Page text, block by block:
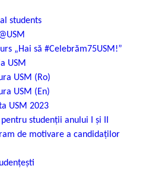
students
„Hai să #Celebrăm75USM!”
USM
USM (Ro)
USM (En)
USM 2023
studenții anului I și II
de motivare a candidaților